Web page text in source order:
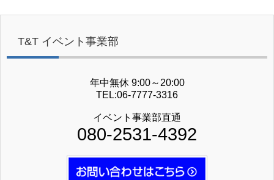
T&T イベント事業部
年中無休 9:00～20:00
TEL:06-7777-3316
イベント事業部直通
080-2531-4392